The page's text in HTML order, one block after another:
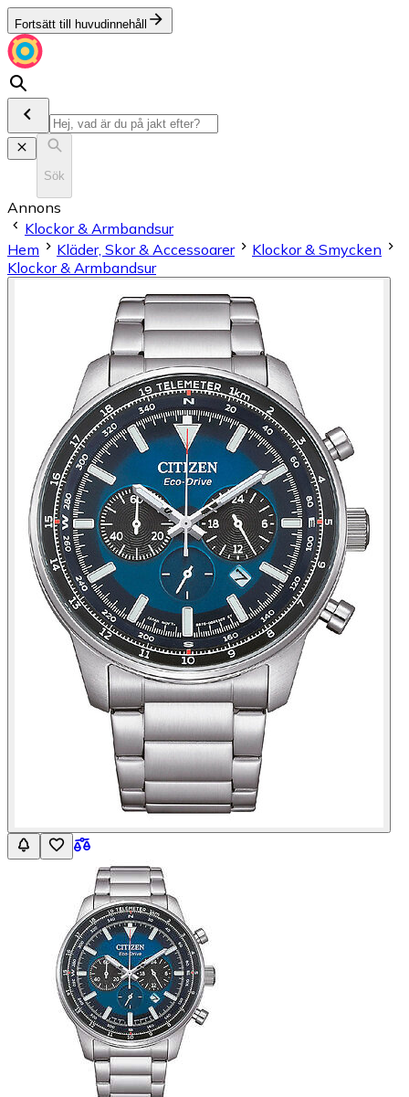
Fortsätt till huvudinnehåll
Sök
Annons
Klockor & Armbandsur
Hem
Kläder, Skor & Accessoarer
Klockor & Smycken
Klockor & Armbandsur